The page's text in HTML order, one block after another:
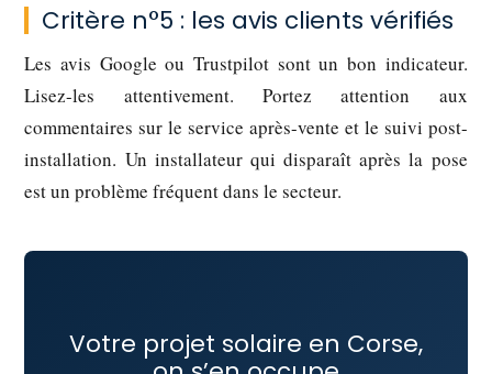
Critère n°5 : les avis clients vérifiés
Les avis Google ou Trustpilot sont un bon indicateur.
Lisez-les attentivement. Portez attention aux
commentaires sur le service après-vente et le suivi post-
installation. Un installateur qui disparaît après la pose
est un problème fréquent dans le secteur.
Votre projet solaire en Corse,